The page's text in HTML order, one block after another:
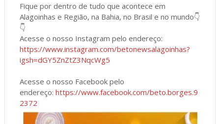
Fique por dentro de tudo que acontece em
Alagoinhas e Região, na Bahia, no Brasil e no mundo👇
👇
Acesse o nosso Instagram pelo endereço:
https://www.instagram.com/betonewsalagoinhas?
igsh=dGY5ZnZtZ3NqcWg5
Acesse o nosso Facebook pelo
endereço: https://www.facebook.com/beto.borges.9
2372